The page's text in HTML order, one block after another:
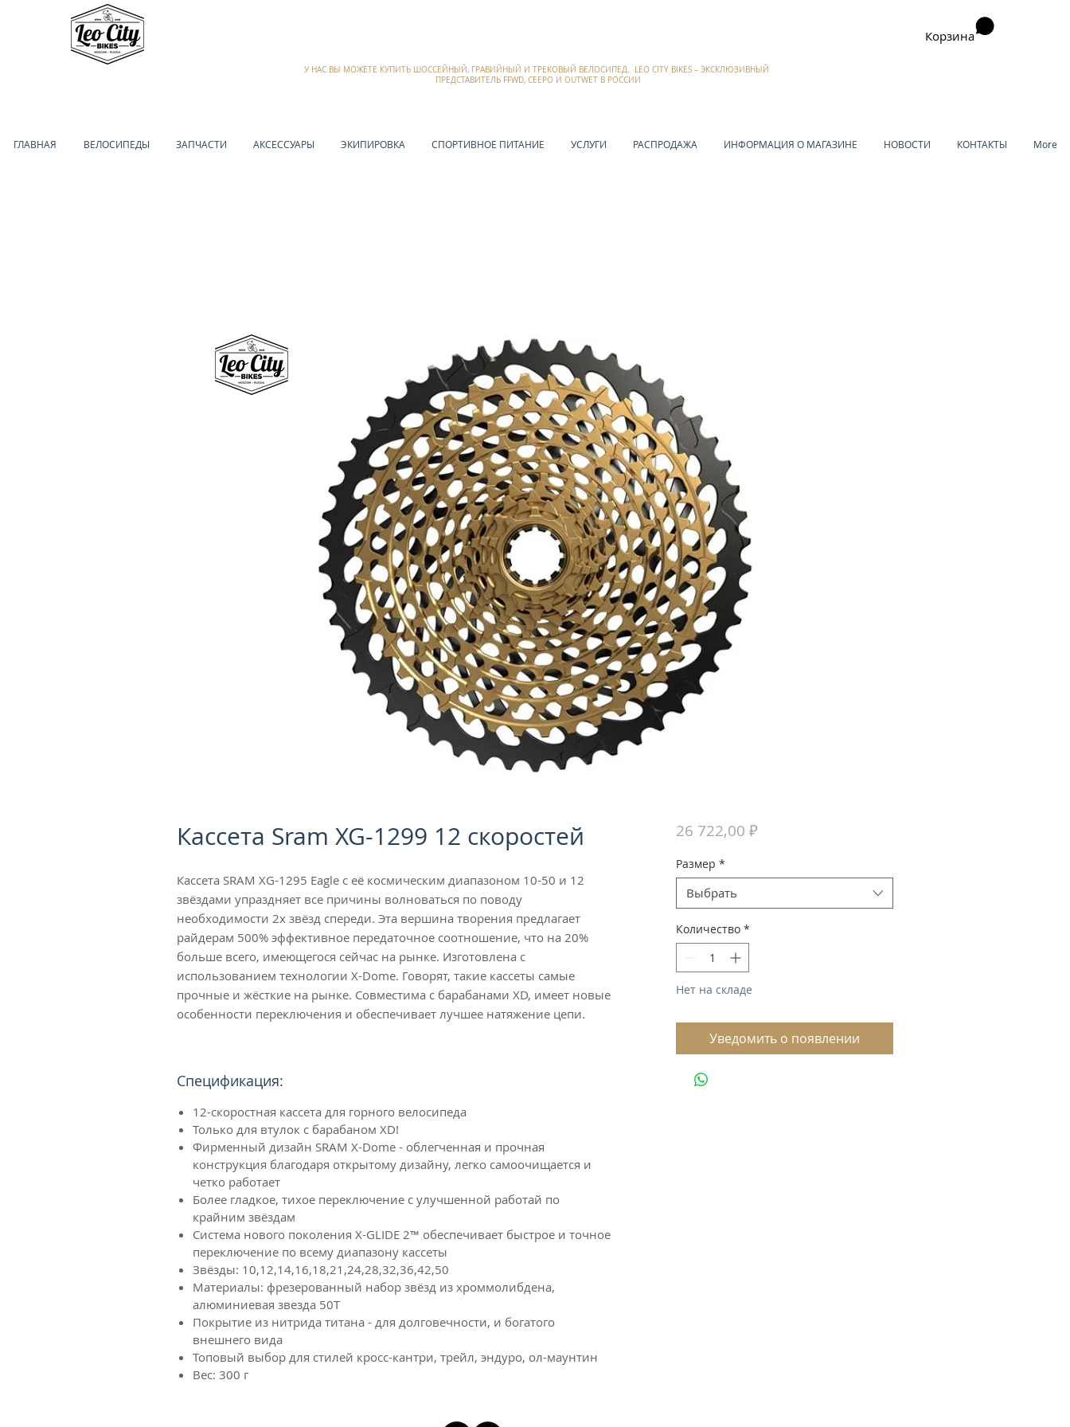
Корзина
У НАС ВЫ МОЖЕТЕ КУПИТЬ ШОССЕЙНЫЙ, ГРАВИЙНЫЙ И ТРЕКОВЫЙ ВЕЛОСИПЕД. LEO CITY BIKES – ЭКСКЛЮЗИВНЫЙ
ПРЕДСТАВИТЕЛЬ FFWD, CEEPO И OUTWET В РОССИИ
ГЛАВНАЯ ВЕЛОСИПЕДЫ ЗАПЧАСТИ АКСЕССУАРЫ ЭКИПИРОВКА СПОРТИВНОЕ ПИТАНИЕ УСЛУГИ РАСПРОДАЖА ИНФОРМАЦИЯ О МАГАЗИНЕ НОВОСТИ КОНТАКТЫ More
Кассета Sram XG-1299 12 скоростей
Кассета SRAM XG-1295 Eagle с её космическим диапазоном 10-50 и 12
звёздами упраздняет все причины волноваться по поводу
необходимости 2х звёзд спереди. Эта вершина творения предлагает
райдерам 500% эффективное передаточное соотношение, что на 20%
больше всего, имеющегося сейчас на рынке. Изготовлена с
использованием технологии X-Dome. Говорят, такие кассеты самые
прочные и жёсткие на рынке. Совместима с барабанами XD, имеет новые
особенности переключения и обеспечивает лучшее натяжение цепи.
Спецификация:
12-скоростная кассета для горного велосипеда
Только для втулок с барабаном XD!
Фирменный дизайн SRAM X-Dome - облегченная и прочная
конструкция благодаря открытому дизайну, легко самоочищается и
четко работает
Более гладкое, тихое переключение с улучшенной работай по
крайним звёздам
Система нового поколения X-GLIDE 2™ обеспечивает быстрое и точное
переключение по всему диапазону кассеты
Звёзды: 10,12,14,16,18,21,24,28,32,36,42,50
Материалы: фрезерованный набор звёзд из хроммолибдена,
алюминиевая звезда 50Т
Покрытие из нитрида титана - для долговечности, и богатого
внешнего вида
Топовый выбор для стилей кросс-кантри, трейл, эндуро, ол-маунтин
Вес: 300 г
26 722,00 ₽Цена
Размер *
Выбрать
Количество *
Нет на складе
Уведомить о появлении